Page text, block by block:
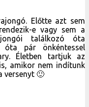
Előtte azt sem
e vagy sem a
találkozó óta
pár önkéntessel
Életben tartjuk az
amikor nem indítunk
versenyt 🙂